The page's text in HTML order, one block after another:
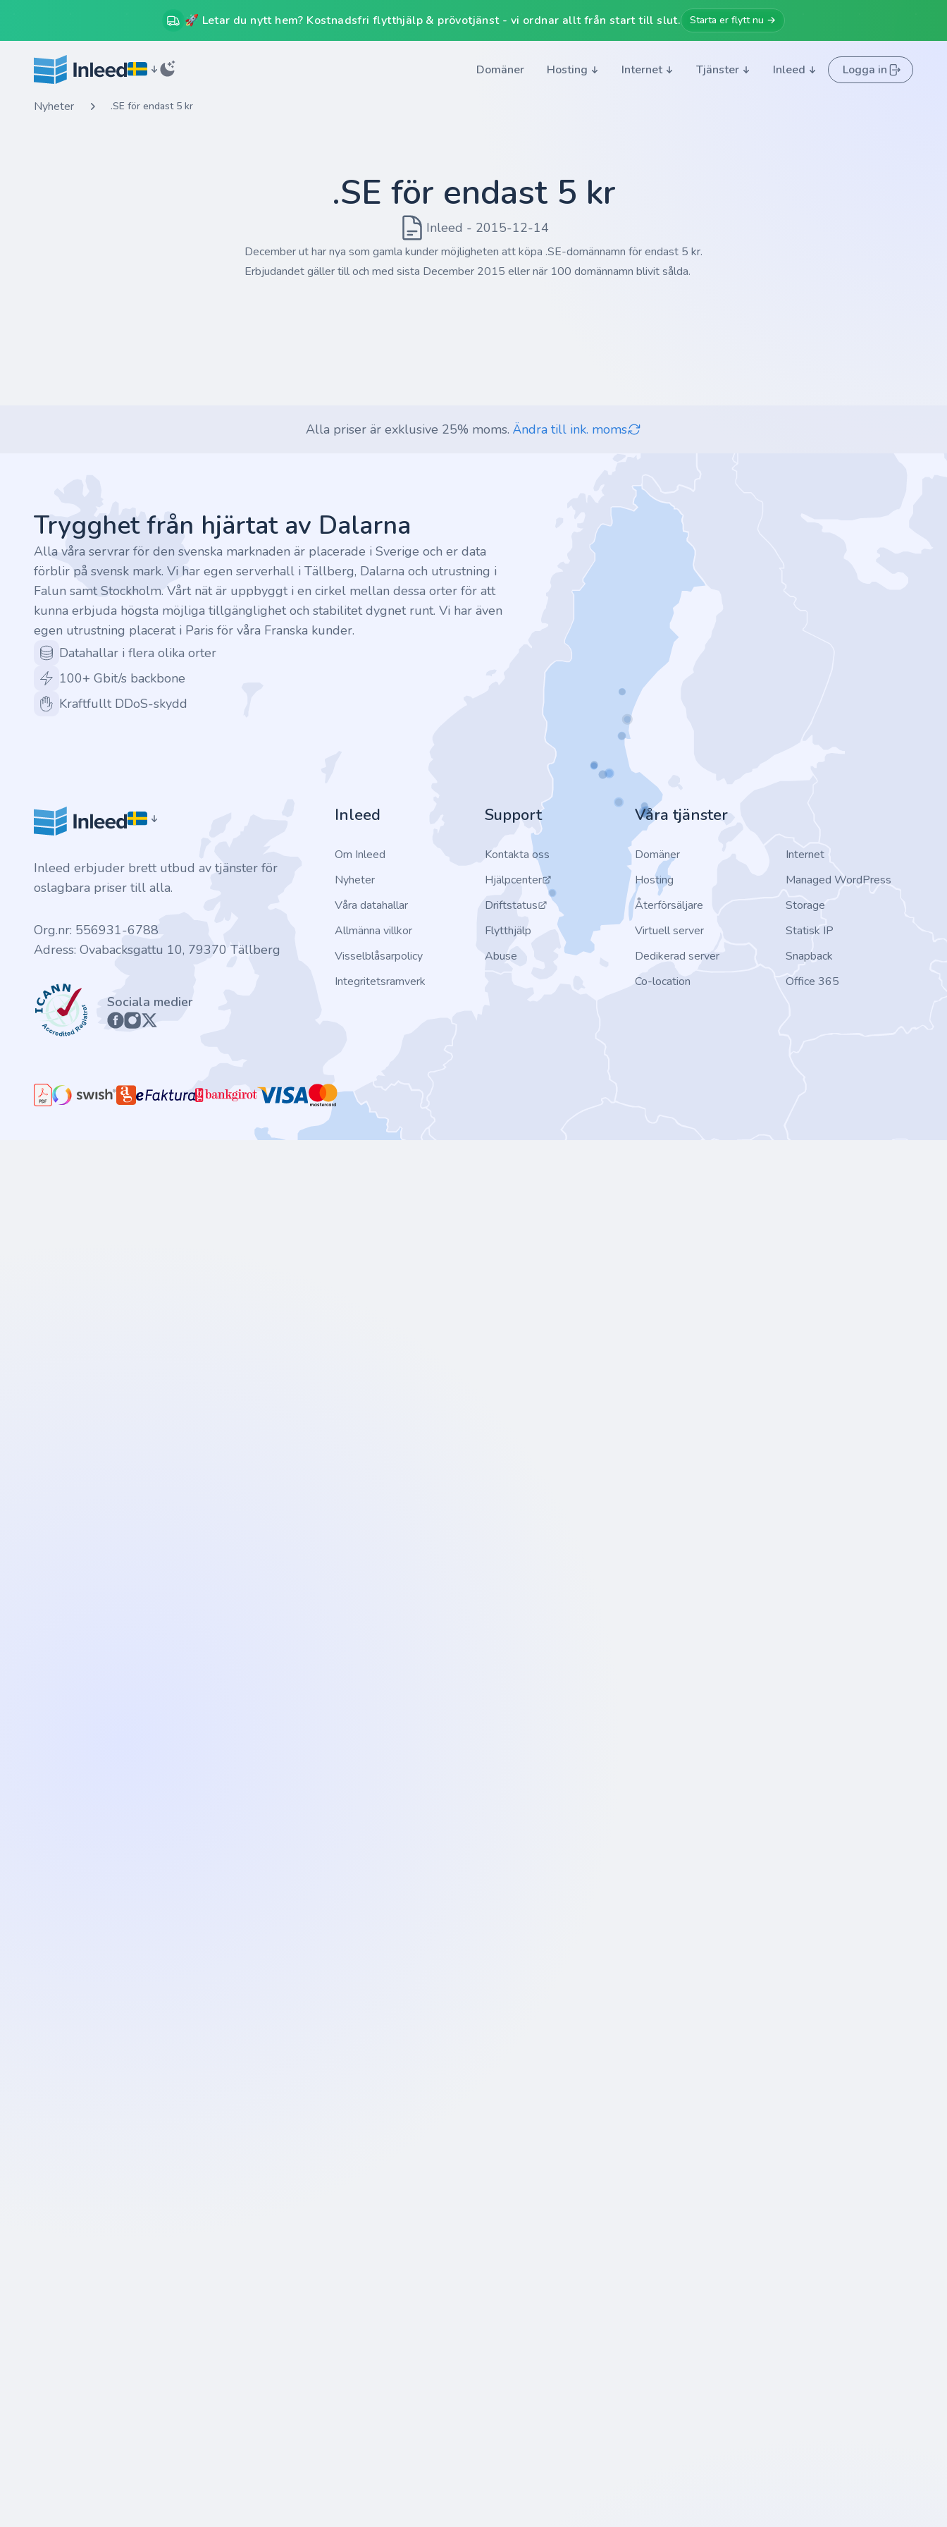
🚀 Letar du nytt hem? Kostnadsfri flytthjälp & prövotjänst - vi ordnar allt från start till slut. Starta er flytt nu →
Domäner Hosting Internet Tjänster Inleed Logga in
Nyheter .SE för endast 5 kr
.SE för endast 5 kr
Inleed - 2015-12-14
December ut har nya som gamla kunder möjligheten att köpa .SE-domännamn för endast 5 kr.
Erbjudandet gäller till och med sista December 2015 eller när 100 domännamn blivit sålda.
Alla priser är exklusive 25% moms. Ändra till ink. moms
Trygghet från hjärtat av Dalarna
Alla våra servrar för den svenska marknaden är placerade i Sverige och er data
förblir på svensk mark. Vi har egen serverhall i Tällberg, Dalarna och utrustning i
Falun samt Stockholm. Vårt nät är uppbyggt i en cirkel mellan dessa orter för att
kunna erbjuda högsta möjliga tillgänglighet och stabilitet dygnet runt. Vi har även
egen utrustning placerat i Paris för våra Franska kunder.
Datahallar i flera olika orter
100+ Gbit/s backbone
Kraftfullt DDoS-skydd
Inleed erbjuder brett utbud av tjänster för
oslagbara priser till alla.
Org.nr: 556931-6788
Adress: Ovabacksgattu 10, 79370 Tällberg
ICANN
Sociala medier
Inleed
Om Inleed
Nyheter
Våra datahallar
Allmänna villkor
Visselblåsarpolicy
Integritetsramverk
Support
Kontakta oss
Hjälpcenter
Driftstatus
Flytthjälp
Abuse
Våra tjänster
Domäner
Hosting
Återförsäljare
Virtuell server
Dedikerad server
Co-location
Internet
Managed WordPress
Storage
Statisk IP
Snapback
Office 365